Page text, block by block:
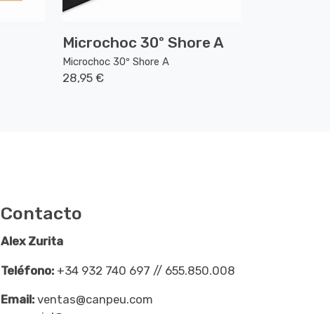
Microchoc 30º Shore A
Microchoc 30º Shore A
28,95 €
Contacto
Alex Zurita
Teléfono: +34 932 740 697 // 655.850.008
Email: ventas@canpeu.com